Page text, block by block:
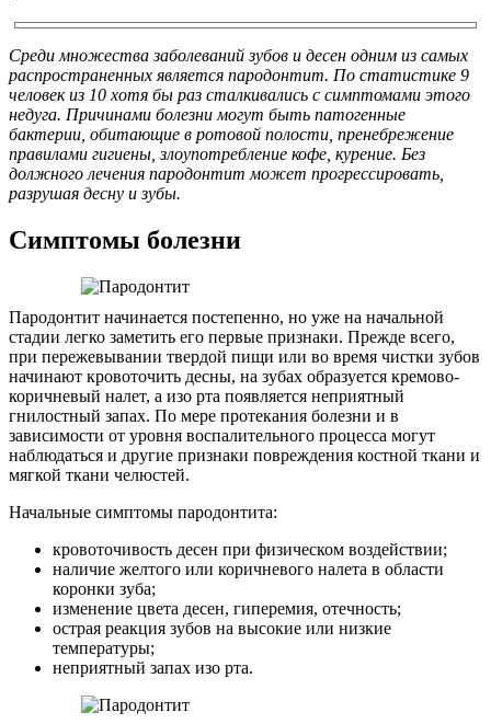
Среди множества заболеваний зубов и десен одним из самых
распространенных является пародонтит. По статистике 9
человек из 10 хотя бы раз сталкивались с симптомами этого
недуга. Причинами болезни могут быть патогенные
бактерии, обитающие в ротовой полости, пренебрежение
правилами гигиены, злоупотребление кофе, курение. Без
должного лечения пародонтит может прогрессировать,
разрушая десну и зубы.
Симптомы болезни
Пародонтит начинается постепенно, но уже на начальной
стадии легко заметить его первые признаки. Прежде всего,
при пережевывании твердой пищи или во время чистки зубов
начинают кровоточить десны, на зубах образуется кремово-
коричневый налет, а изо рта появляется неприятный
гнилостный запах. По мере протекания болезни и в
зависимости от уровня воспалительного процесса могут
наблюдаться и другие признаки повреждения костной ткани и
мягкой ткани челюстей.
Начальные симптомы пародонтита:
кровоточивость десен при физическом воздействии;
наличие желтого или коричневого налета в области
коронки зуба;
изменение цвета десен, гиперемия, отечность;
острая реакция зубов на высокие или низкие
температуры;
неприятный запах изо рта.